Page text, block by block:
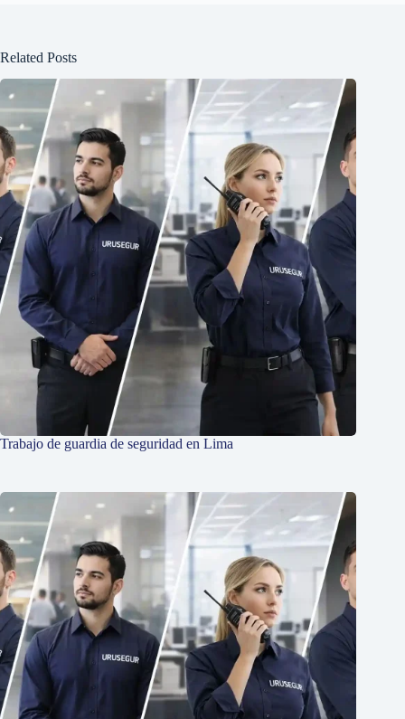
Related Posts
Trabajo de guardia de seguridad en Lima